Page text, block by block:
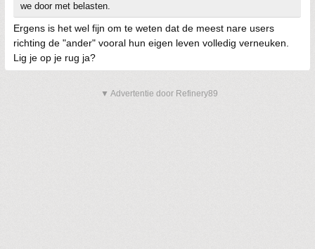
we door met belasten.
Ergens is het wel fijn om te weten dat de meest nare users
richting de "ander" vooral hun eigen leven volledig verneuken.
Lig je op je rug ja?
▼ Advertentie door Refinery89